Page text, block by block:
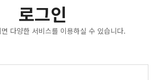
로그인
다양한 서비스를 이용하실 수 있습니다.